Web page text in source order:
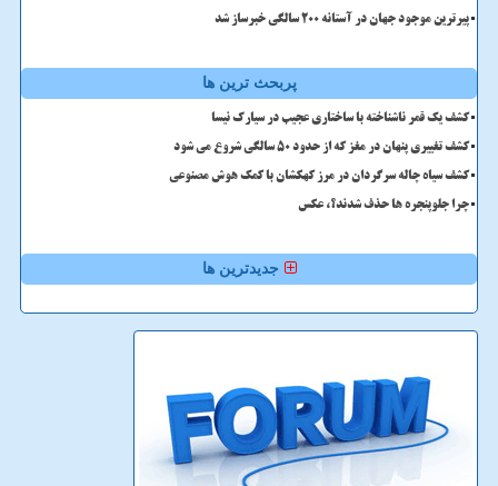
پیرترین موجود جهان در آستانه ۲۰۰ سالگی خبرساز شد
پربحث ترین ها
کشف یک قمر ناشناخته با ساختاری عجیب در سیارک نیسا
کشف تغییری پنهان در مغز که از حدود 50 سالگی شروع می شود
کشف سیاه چاله سرگردان در مرز کهکشان با کمک هوش مصنوعی
چرا جلوپنجره ها حذف شدند؟، عکس
جدیدترین ها